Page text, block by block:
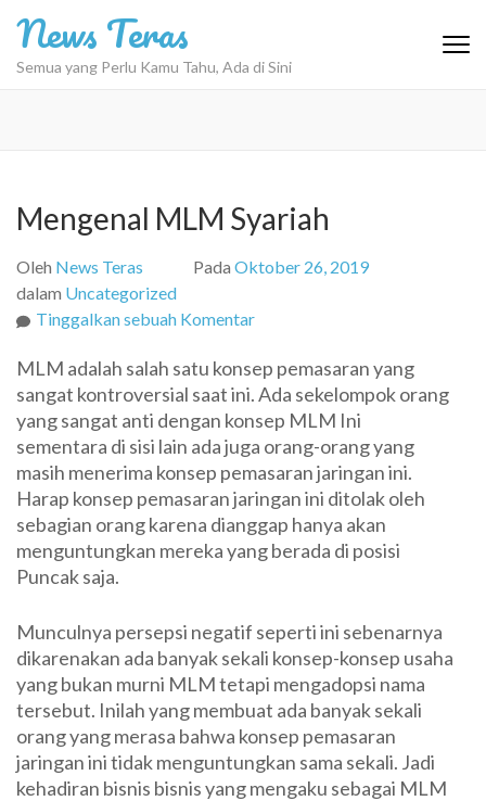
konten
News Teras
Semua yang Perlu Kamu Tahu, Ada di Sini
Mengenal MLM Syariah
Oleh News Teras Pada Oktober 26, 2019
dalam Uncategorized
Tinggalkan sebuah Komentarpada
MLM
Syariah
MLM adalah salah satu konsep pemasaran yang
sangat kontroversial saat ini. Ada sekelompok orang
yang sangat anti dengan konsep MLM Ini
sementara di sisi lain ada juga orang-orang yang
masih menerima konsep pemasaran jaringan ini.
Harap konsep pemasaran jaringan ini ditolak oleh
sebagian orang karena dianggap hanya akan
menguntungkan mereka yang berada di posisi
Puncak saja.
Munculnya persepsi negatif seperti ini sebenarnya
dikarenakan ada banyak sekali konsep-konsep usaha
yang bukan murni MLM tetapi mengadopsi nama
tersebut. Inilah yang membuat ada banyak sekali
orang yang merasa bahwa konsep pemasaran
jaringan ini tidak menguntungkan sama sekali. Jadi
kehadiran bisnis bisnis yang mengaku sebagai MLM